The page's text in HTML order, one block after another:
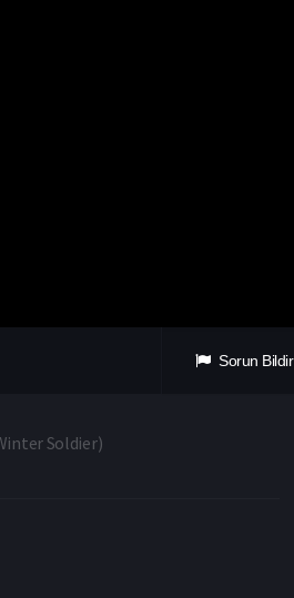
Sorun Bildir
Soldier)